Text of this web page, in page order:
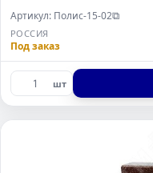
Артикул: Полис-15-02⧉
РОССИЯ
Под заказ
шт